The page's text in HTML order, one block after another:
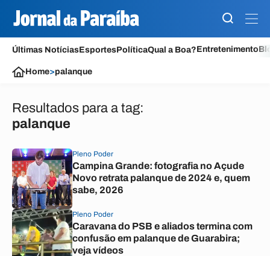
Últimas NotíciasEsportesPolíticaQual a Boa?Entretenimento
Home>palanque
Resultados para a tag:
palanque
Pleno Poder
Campina Grande: fotografia no Açude
Novo retrata palanque de 2024 e, quem
sabe, 2026
Pleno Poder
Caravana do PSB e aliados termina com
confusão em palanque de Guarabira;
veja vídeos